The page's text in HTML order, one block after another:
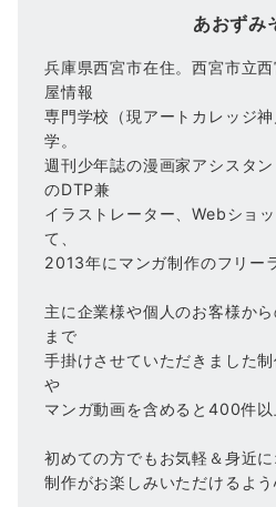
あおずみ
兵庫県西宮市在住。西宮市立
屋情報
専門学校（現アートカレッジ
学。
週刊少年誌の漫画家アシスタ
のDTP兼
イラストレーター、Webショ
て、
2013年にマンガ制作のフリー
主に企業様や個人のお客様か
まで
手掛けさせていただきました
や
マンガ動画を含めると400件以
初めての方でもお気軽＆身近
制作がお楽しみいただけるよう